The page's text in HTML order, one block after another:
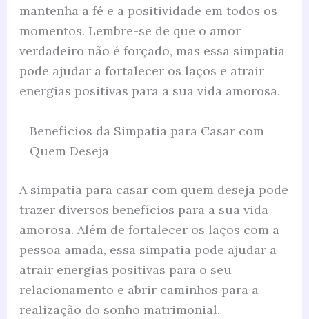
mantenha a fé e a positividade em todos os
momentos. Lembre-se de que o amor
verdadeiro não é forçado, mas essa simpatia
pode ajudar a fortalecer os laços e atrair
energias positivas para a sua vida amorosa.
Benefícios da Simpatia para Casar com
Quem Deseja
A simpatia para casar com quem deseja pode
trazer diversos benefícios para a sua vida
amorosa. Além de fortalecer os laços com a
pessoa amada, essa simpatia pode ajudar a
atrair energias positivas para o seu
relacionamento e abrir caminhos para a
realização do sonho matrimonial.